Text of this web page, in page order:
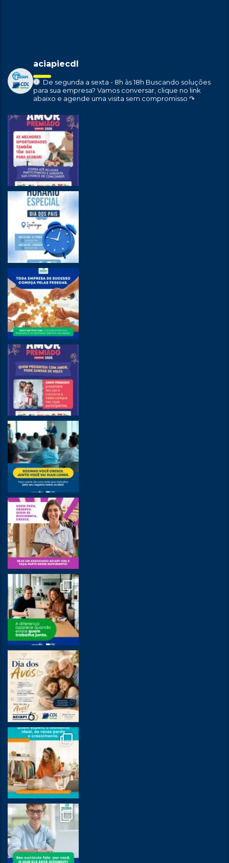
aciapiecdl
De segunda a sexta - 8h às 18h Buscando soluções
para sua empresa? Vamos conversar, clique no link
abaixo e agende uma visita sem compromisso ↷